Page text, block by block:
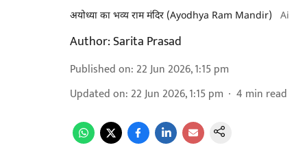
अयोध्या का भव्य राम मंदिर (Ayodhya Ram Mandir) Ai
Author:Sarita Prasad
Published on: 22 Jun 2026, 1:15 pm
Updated on: 22 Jun 2026, 1:15 pm 4 min read